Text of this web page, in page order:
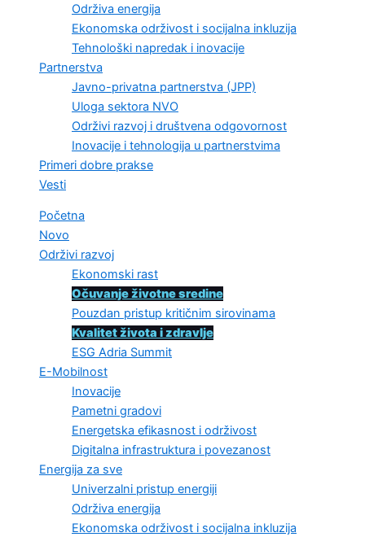
Održiva energija
Ekonomska održivost i socijalna inkluzija
Tehnološki napredak i inovacije
Partnerstva
Javno-privatna partnerstva (JPP)
Uloga sektora NVO
Održivi razvoj i društvena odgovornost
Inovacije i tehnologija u partnerstvima
Primeri dobre prakse
Vesti
Početna
Novo
Održivi razvoj
Ekonomski rast
Očuvanje životne sredine
Pouzdan pristup kritičnim sirovinama
Kvalitet života i zdravlje
ESG Adria Summit
E-Mobilnost
Inovacije
Pametni gradovi
Energetska efikasnost i održivost
Digitalna infrastruktura i povezanost
Energija za sve
Univerzalni pristup energiji
Održiva energija
Ekonomska održivost i socijalna inkluzija